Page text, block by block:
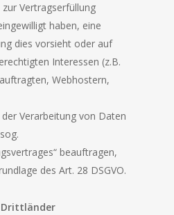
zur Vertragserfüllung
haben, eine
dies vorsieht oder auf
Interessen (z.B.
Webhostern,
Verarbeitung von Daten
beauftragen,
des Art. 28 DSGVO.